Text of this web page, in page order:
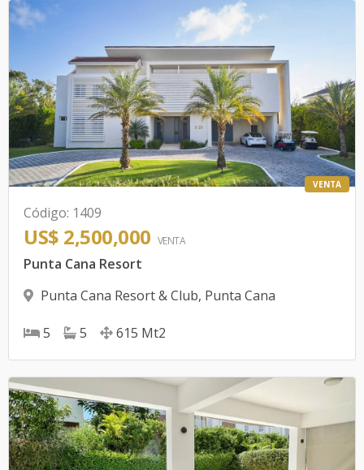
VENTA
Código: 1409
US$ 2,500,000 VENTA
Punta Cana Resort
Punta Cana Resort & Club, Punta Cana
5 5 615 Mt2